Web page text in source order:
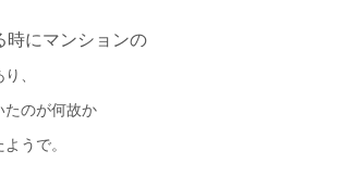
時にマンションの
、
たのが何故か
うで。